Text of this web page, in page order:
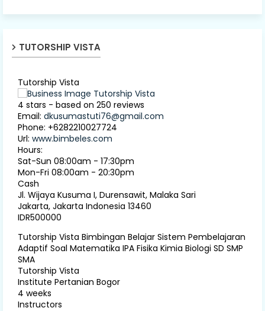
TUTORSHIP VISTA
Tutorship Vista
4 stars - based on 250 reviews
Email: dkusumastuti76@gmail.com
Phone: +6282210027724
Url: www.bimbeles.com
Hours:
Sat-Sun 08:00am - 17:30pm
Mon-Fri 08:00am - 20:30pm
Cash
Jl. Wijaya Kusuma I, Durensawit, Malaka Sari
Jakarta, Jakarta Indonesia 13460
IDR500000
Tutorship Vista Bimbingan Belajar Sistem Pembelajaran
Adaptif Soal Matematika IPA Fisika Kimia Biologi SD SMP
SMA
Tutorship Vista
Institute Pertanian Bogor
4 weeks
Instructors